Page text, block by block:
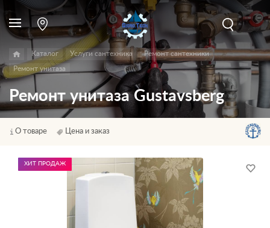
Каталог Услуги сантехника Ремонт сантехники
Ремонт унитаза
Ремонт унитаза Gustavsberg
О товаре Цена и заказ
ХИТ ПРОДАЖ